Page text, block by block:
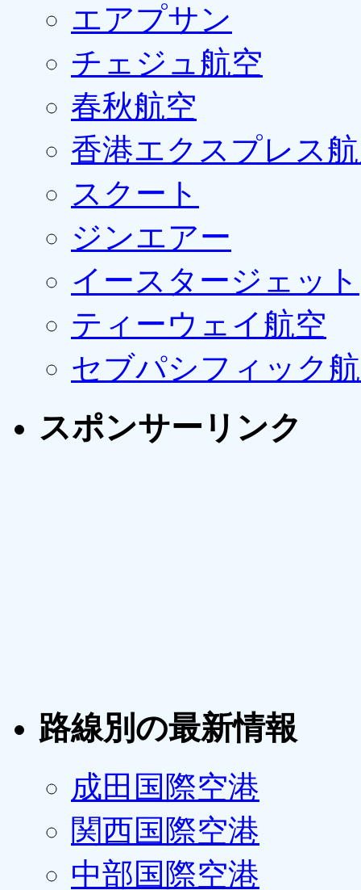
エアプサン
チェジュ航空
春秋航空
香港エクスプレス
スクート
ジンエアー
イースタージェット
ティーウェイ航空
セブパシフィック
スポンサーリンク
路線別の最新情報
成田国際空港
関西国際空港
中部国際空港